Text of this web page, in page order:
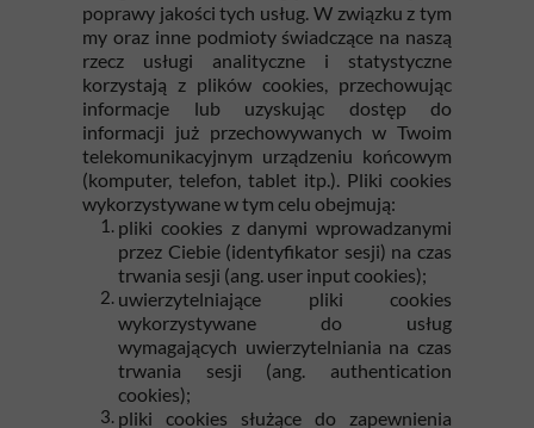
poprawy jakości tych usług. W związku z tym
my oraz inne podmioty świadczące na naszą
rzecz usługi analityczne i statystyczne
korzystają z plików cookies, przechowując
informacje lub uzyskując dostęp do
informacji już przechowywanych w Twoim
telekomunikacyjnym urządzeniu końcowym
(komputer, telefon, tablet itp.). Pliki cookies
wykorzystywane w tym celu obejmują:
pliki cookies z danymi wprowadzanymi
przez Ciebie (identyfikator sesji) na czas
trwania sesji (ang. user input cookies);
uwierzytelniające pliki cookies
wykorzystywane do usług
wymagających uwierzytelniania na czas
trwania sesji (ang. authentication
cookies);
pliki cookies służące do zapewnienia